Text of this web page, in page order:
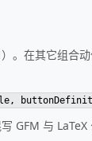
）。在其它组合
title,
GFM 与 LaTeX